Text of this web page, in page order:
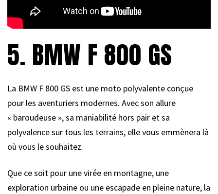
5. BMW F 800 GS
La BMW F 800 GS est une moto polyvalente conçue
pour les aventuriers modernes. Avec son allure
« baroudeuse », sa maniabilité hors pair et sa
polyvalence sur tous les terrains, elle vous emmènera là
où vous le souhaitez.
Que ce soit pour une virée en montagne, une
exploration urbaine ou une escapade en pleine nature, la